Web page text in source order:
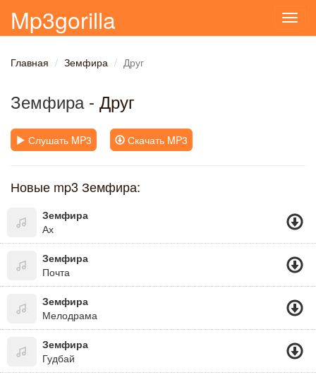
Mp3gorilla
Главная Земфира Друг
Земфира- Друг
Слушать MP3 Скачать MP3
Новые mp3 Земфира:
Земфира
Ах
Земфира
Почта
Земфира
Мелодрама
Земфира
Гудбай